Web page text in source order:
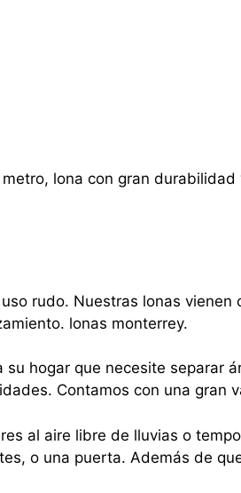
lona con gran
rudo. Nuestras lonas
lonas monterrey.
su hogar que necesite separar
Contamos con una gran
al aire libre de lluvias o
o una puerta. Además de